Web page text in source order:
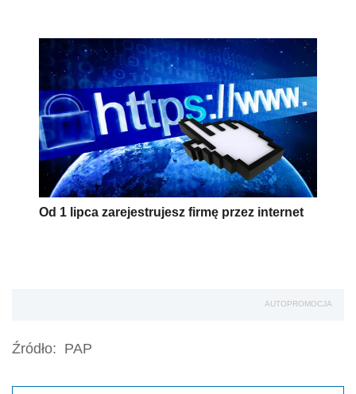
Od 1 lipca zarejestrujesz firmę przez internet
AUTOPROMOCJA
Źródło: PAP